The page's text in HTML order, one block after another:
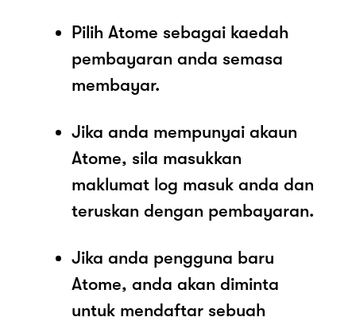
Pilih Atome sebagai kaedah
pembayaran anda semasa
membayar.
Jika anda mempunyai akaun
Atome, sila masukkan
maklumat log masuk anda dan
teruskan dengan pembayaran.
Jika anda pengguna baru
Atome, anda akan diminta
untuk mendaftar sebuah